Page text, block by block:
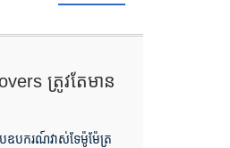
ត្រូវតែមាន
បឧបករណ៍វាស់ទែម៉ូម៉ែត្រ